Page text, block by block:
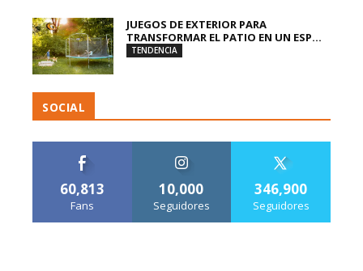
JUEGOS DE EXTERIOR PARA
TRANSFORMAR EL PATIO EN UN ESP...
TENDENCIA
SOCIAL
60,813
Fans
10,000
Seguidores
346,900
Seguidores